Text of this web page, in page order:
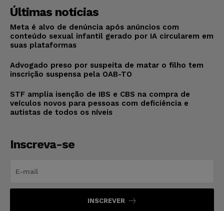
Últimas notícias
Meta é alvo de denúncia após anúncios com
conteúdo sexual infantil gerado por IA circularem em
suas plataformas
Advogado preso por suspeita de matar o filho tem
inscrição suspensa pela OAB-TO
STF amplia isenção de IBS e CBS na compra de
veículos novos para pessoas com deficiência e
autistas de todos os níveis
Inscreva-se
INSCREVER